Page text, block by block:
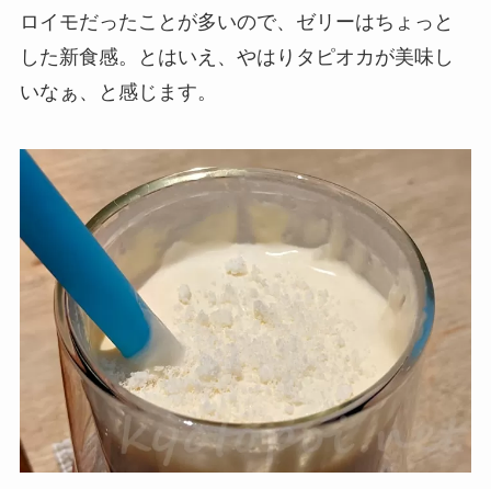
ロイモだったことが多いので、ゼリーはちょっと
した新食感。とはいえ、やはりタピオカが美味し
いなぁ、と感じます。